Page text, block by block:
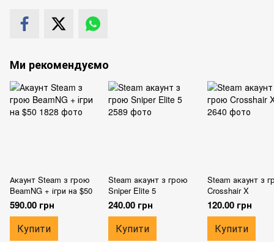
Ми рекомендуємо
Акаунт Steam з грою
BeamNG + ігри на $50
590.00 грн
Купити
Steam акаунт з грою
Sniper Elite 5
240.00 грн
Купити
Steam акаунт з
Crosshair X
120.00 грн
Купити